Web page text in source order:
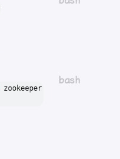
zookeeper